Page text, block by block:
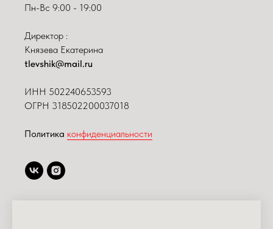
Пн-Вс 9:00 - 19:00
Директор :
Князева Екатерина
tlevshik@mail.ru
ИНН 502240653593
ОГРН 318502200037018
Политика конфиденциальности